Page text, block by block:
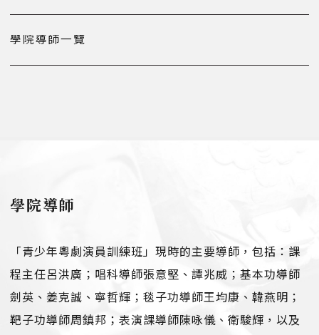
學院導師一覽
學院導師
「青少年粵劇演員訓練班」現時的主要導師，包括：課
程主任呂洪廣；唱科導師張意堅、譚兆威；基本功導師
劍英、姜克誠、寧哲輝；毯子功導師王均康、韓燕明；
靶子功導師周鎮邦；表演課導師陳咏儀、衛駿輝，以及